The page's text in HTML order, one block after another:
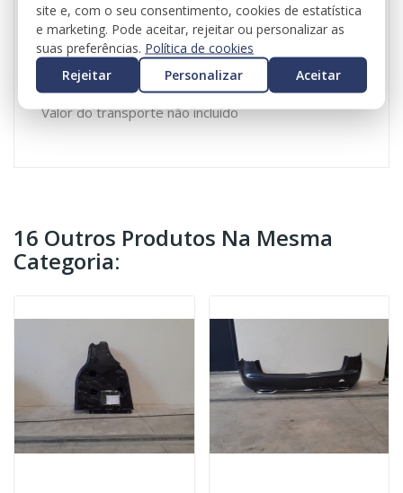
Interruptor do Vidro dianteiro direito para Citroen
C3
Referência: 98016307ZD
Lado direito
Valor do iva incluído
Valor do transporte não incluído
16 Outros Produtos Na Mesma
Categoria:
site e, com o seu consentimento, cookies de estatística
e marketing. Pode aceitar, rejeitar ou personalizar as
suas preferências. Política de cookies
Rejeitar
Personalizar Aceitar